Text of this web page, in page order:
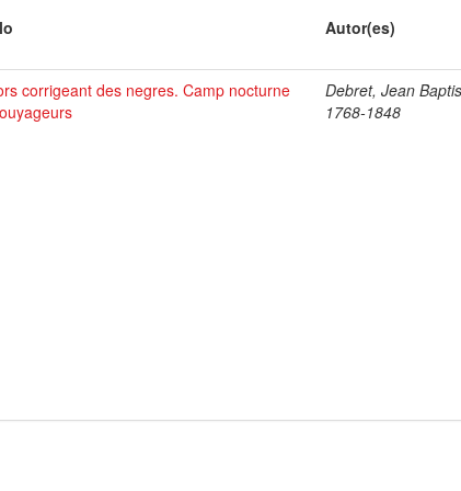
Autor(es)
corrigeant des negres. Camp nocturne
Debret, Jean
1768-1848